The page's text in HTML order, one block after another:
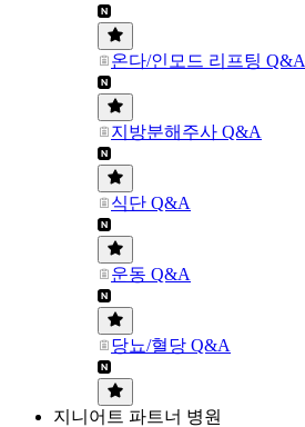
온다/인모드 리프팅 Q&A
지방분해주사 Q&A
식단 Q&A
운동 Q&A
당뇨/혈당 Q&A
지니어트 파트너 병원